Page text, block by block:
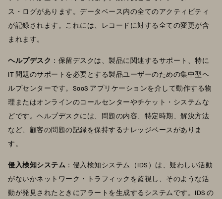
ス・ログがあります。データベース内の全てのアクティビティ
が記録されます。これには、レコードに対する全ての変更が含
まれます。
ヘルプデスク ：保留デスクは、製品に関連するサポート、特に
IT 問題のサポートを必要とする製品ユーザーのための集中型ヘ
ルプセンターです。SaaS アプリケーションを介して動作する物
理またはオンラインのコールセンターやチケット・システムな
どです。ヘルプデスクには、問題の内容、特定時期、解決方法
など、顧客の問題の記録を保持するナレッジベースがありま
す。
侵入検知システム ：侵入検知システム（IDS）は、疑わしい活動
がないかネットワーク・トラフィックを監視し、そのような活
動が発見されたときにアラートを生成するシステムです。IDS の